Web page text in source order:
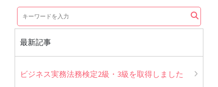
最新記事
ビジネス実務法務検定2級・3級を取得しました